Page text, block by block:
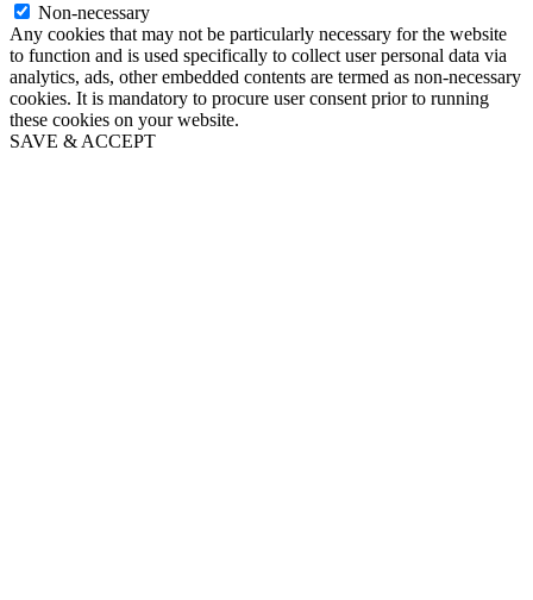
Non-necessary
Any cookies that may not be particularly necessary for the website
to function and is used specifically to collect user personal data via
analytics, ads, other embedded contents are termed as non-necessary
cookies. It is mandatory to procure user consent prior to running
these cookies on your website.
SAVE & ACCEPT